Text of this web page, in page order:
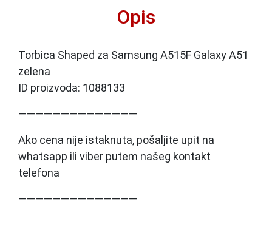
Opis
Torbica Shaped za Samsung A515F Galaxy A51
zelena
ID proizvoda: 1088133
——————————————
Ako cena nije istaknuta, pošaljite upit na
whatsapp ili viber putem našeg kontakt
telefona
——————————————